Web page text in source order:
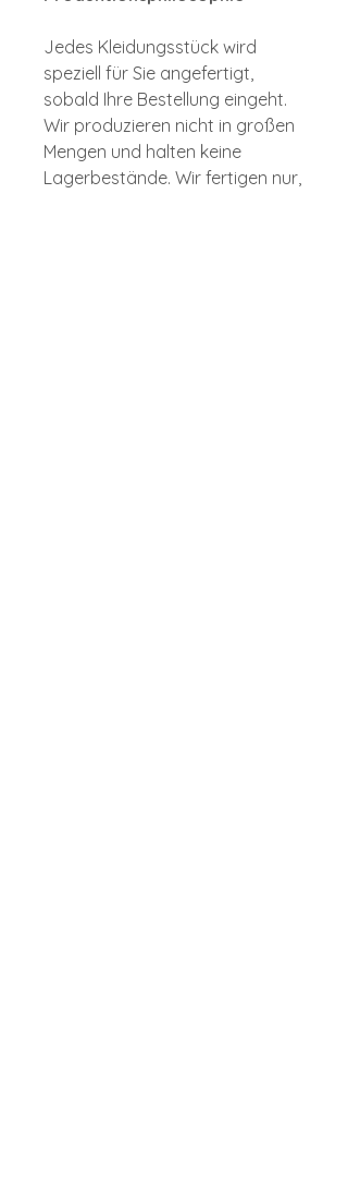
Jedes Kleidungsstück wird
speziell für Sie angefertigt,
sobald Ihre Bestellung eingeht.
Wir produzieren nicht in großen
Mengen und halten keine
Lagerbestände. Wir fertigen nur,